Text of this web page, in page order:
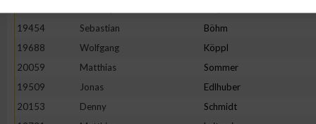
19454
Sebastian Böhm
19688
Wolfgang Köppl
20059
Matthias Sommer
19509
Jonas Edlhuber
20153
Denny Schmidt
Erstellung von Profilen für personalisierte Werbung
Verwendung von Profilen zur Auswahl personalisierter Werbung